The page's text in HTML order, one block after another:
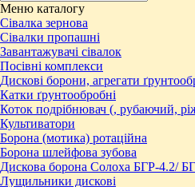
Меню каталогу
Сівалка зернова
Сівалки пропашні
Завантажувачі сівалок
Посівні комплекси
Дискові борони, агрегати
Катки ґрунтообробні
Коток подрібнювач (, рубаючий,
Культиватори
Борона (мотика) ротаційна
Борона шлейфова зубова
Дискова борона Солоха БГР-4.2/
Лущильники дискові